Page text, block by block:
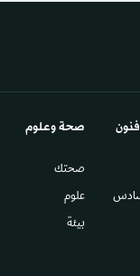
صحة وعلوم
صحتك
علوم
بيئة